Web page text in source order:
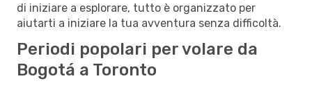
di iniziare a esplorare, tutto è organizzato per
aiutarti a iniziare la tua avventura senza difficoltà.
Periodi popolari per volare da
Bogotá a Toronto